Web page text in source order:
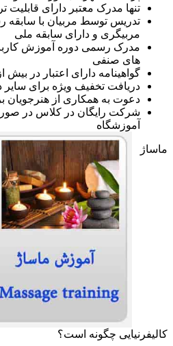
تنها مدرک معتبر دارای
تدریس توسط مربیان با سابقه
مربیگری و دارای سابقه ملی
مدرک رسمی دوره آموزش
های صنفی
گواهینامه دارای اعتبار در بیش از 150 کشور جهان
دریافت تخفیف ویژه برای سایر
دعوت به همکاری از هنرجویان
شرکت رایگان در کلاس در
آموزشگاه
ماساژ
کالیفرنیایی چگونه است؟